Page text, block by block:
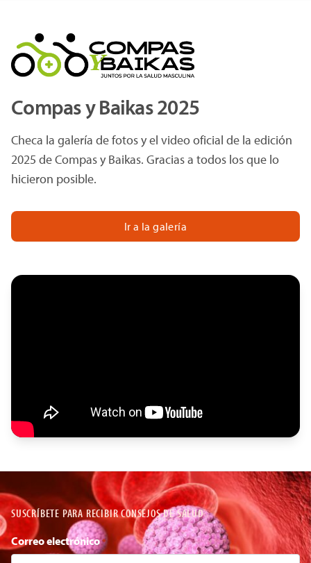
Compas y Baikas 2025
Checa la galería de fotos y el video oficial de la edición
2025 de Compas y Baikas. Gracias a todos los que lo
hicieron posible.
Ir a la galería
SUSCRÍBETE PARA RECIBIR CONSEJOS DE SALUD
Correo electrónico *